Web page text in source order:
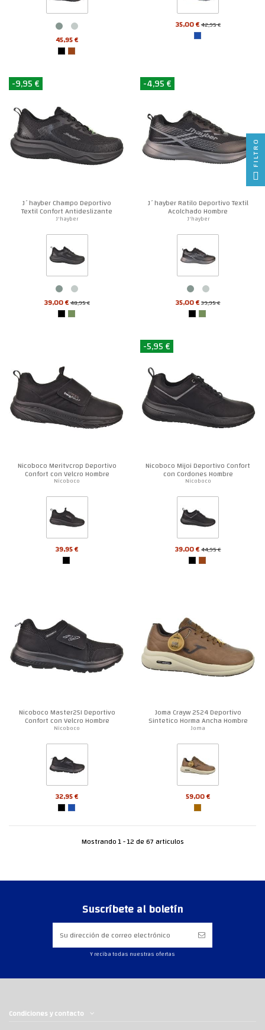
45,95 €
35,00 €42,95 €
-9,95 €
J´hayber Champo Deportivo
Textil Confort Antideslizante
Hombre
J'hayber
39,00 €48,95 €
-4,95 €
J´hayber Ratilo Deportivo Textil
Acolchado Hombre
J'hayber
35,00 €39,95 €
Nicoboco Meritvcrop Deportivo
Confort con Velcro Hombre
Nicoboco
39,95 €
-5,95 €
Nicoboco Mijoi Deportivo Confort
con Cordones Hombre
Nicoboco
39,00 €44,95 €
Nicoboco Master25I Deportivo
Confort con Velcro Hombre
Nicoboco
32,95 €
Joma Crayw 2524 Deportivo
Sintetico Horma Ancha Hombre
Joma
59,00 €
Mostrando 1 - 12 de 67 articulos
Suscríbete al boletín
Y reciba todas nuestras ofertas
Condiciones y contacto
FILTRO